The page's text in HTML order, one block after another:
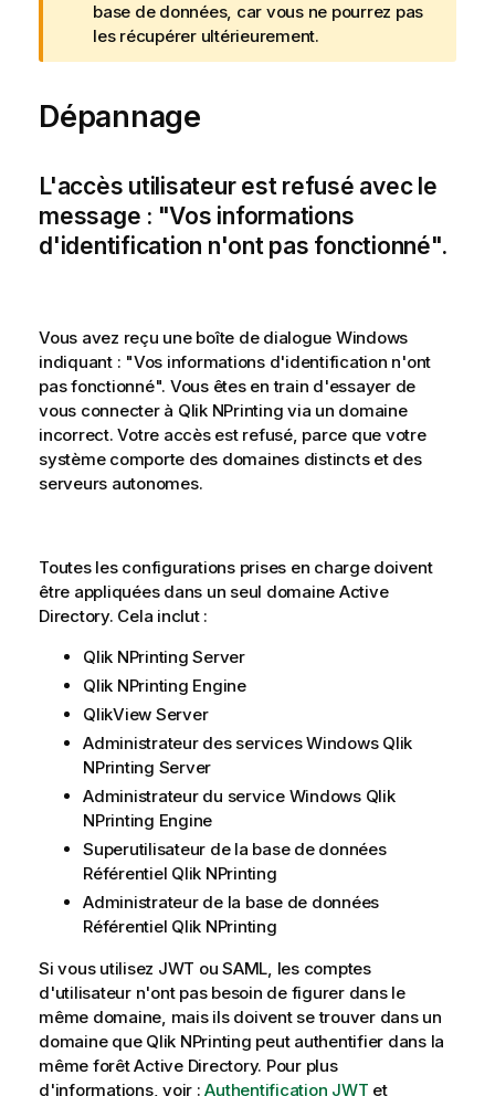
t
e
A
e
r
i
s
s
e
base de données, car vous ne pourrez pas
les récupérer ultérieurement.
Dépannage
L'accès utilisateur est refusé avec le
message : "Vos informations
d'identification n'ont pas fonctionné".
Vous avez reçu une boîte de dialogue Windows
indiquant : "Vos informations d'identification n'ont
pas fonctionné". Vous êtes en train d'essayer de
vous connecter à Qlik NPrinting via un domaine
incorrect. Votre accès est refusé, parce que votre
système comporte des domaines distincts et des
serveurs autonomes.
Toutes les configurations prises en charge doivent
être appliquées dans un seul domaine Active
Directory. Cela inclut :
Qlik NPrinting Server
Qlik NPrinting Engine
QlikView Server
Administrateur des servicesWindows Qlik
NPrinting Server
Administrateur du service Windows Qlik
NPrinting Engine
Superutilisateur de la base de données
Référentiel Qlik NPrinting
Administrateur de la base de données
Référentiel Qlik NPrinting
Si vous utilisez JWT ou SAML, les comptes
d'utilisateur n'ont pas besoin de figurer dans le
même domaine, mais ils doivent se trouver dans un
domaine que Qlik NPrinting peut authentifier dans la
même forêt Active Directory. Pour plus
d'informations, voir :Authentification JWT et